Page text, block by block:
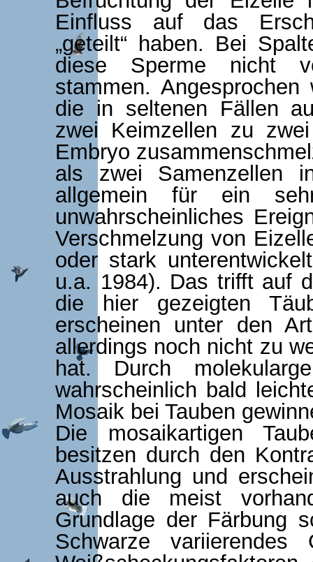
Einfluss auf das
„geteilt“ haben. Bei
diese Sperme nicht
stammen. Angesprochen
die in sel­tenen Fällen
zwei Keimzellen zu
Embryo
als zwei Samenzellen
allgemein für ein
unwahrscheinliches
Verschmelzung von
oder stark
u.a. 1984). Das trifft auf
die hier gezeigten
erscheinen unter den
allerdings noch nicht zu
hat. Durch
wahrscheinlich bald
Mosaik bei Tauben
Die mosaikartigen
besitzen durch den
Ausstrahlung und
auch die meist
Grundlage der Färbung
Schwarze